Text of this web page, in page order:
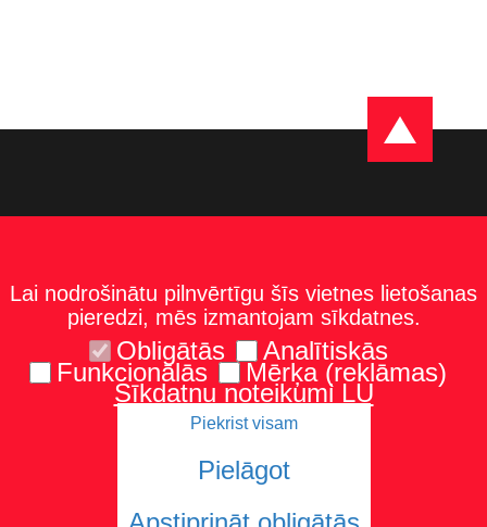
Karte un norādes
Tel.: 67229986
Lai nodrošinātu pilnvērtīgu šīs vietnes lietošanas
pieredzi, mēs izmantojam sīkdatnes.
Obligātās Analītiskās
Funkcionālās Mērķa (reklāmas)
Sīkdatņu noteikumi LU
Piekrist visam
Pielāgot